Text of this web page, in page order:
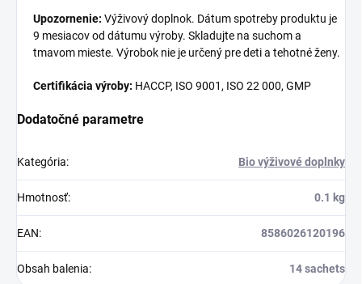
Upozornenie: Výživový doplnok. Dátum spotreby produktu je
9 mesiacov od dátumu výroby. Skladujte na suchom a
tmavom mieste. Výrobok nie je určený pre deti a tehotné ženy.
Certifikácia výroby: HACCP, ISO 9001, ISO 22 000, GMP
Dodatočné parametre
Kategória: Bio výživové doplnky
Hmotnosť: 0.1 kg
EAN: 8586026120196
Obsah balenia: 14 sachets